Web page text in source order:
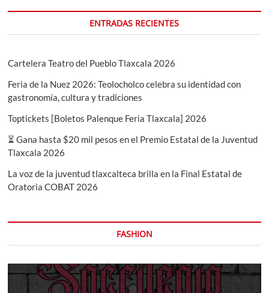
ENTRADAS RECIENTES
Cartelera Teatro del Pueblo Tlaxcala 2026
Feria de la Nuez 2026: Teolocholco celebra su identidad con
gastronomía, cultura y tradiciones
Toptickets [Boletos Palenque Feria Tlaxcala] 2026
⏳ Gana hasta $20 mil pesos en el Premio Estatal de la Juventud
Tlaxcala 2026
La voz de la juventud tlaxcalteca brilla en la Final Estatal de
Oratoria COBAT 2026
FASHION